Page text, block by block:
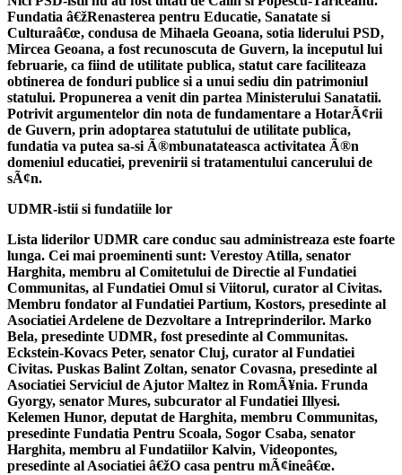
Fundatia â€žRenasterea pentru Educatie, Sanatate si
Culturaâ€œ, condusa de Mihaela Geoana, sotia liderului PSD,
Mircea Geoana, a fost recunoscuta de Guvern, la inceputul lui
februarie, ca fiind de utilitate publica, statut care faciliteaza
obtinerea de fonduri publice si a unui sediu din patrimoniul
statului. Propunerea a venit din partea Ministerului Sanatatii.
Potrivit argumentelor din nota de fundamentare a HotarÃ¢rii
de Guvern, prin adoptarea statutului de utilitate publica,
fundatia va putea sa-si Ã®mbunatateasca activitatea Ã®n
domeniul educatiei, prevenirii si tratamentului cancerului de
sÃ¢n.
UDMR-istii si fundatiile lor
Lista liderilor UDMR care conduc sau administreaza este foarte
lunga. Cei mai proeminenti sunt: Verestoy Atilla, senator
Harghita, membru al Comitetului de Directie al Fundatiei
Communitas, al Fundatiei Omul si Viitorul, curator al Civitas.
Membru fondator al Fundatiei Partium, Kostors, presedinte al
Asociatiei Ardelene de Dezvoltare a Intreprinderilor. Marko
Bela, presedinte UDMR, fost presedinte al Communitas.
Eckstein-Kovacs Peter, senator Cluj, curator al Fundatiei
Civitas. Puskas Balint Zoltan, senator Covasna, presedinte al
Asociatiei Serviciul de Ajutor Maltez in RomÃ¥nia. Frunda
Gyorgy, senator Mures, subcurator al Fundatiei Illyesi.
Kelemen Hunor, deputat de Harghita, membru Communitas,
presedinte Fundatia Pentru Scoala, Sogor Csaba, senator
Harghita, membru al Fundatiilor Kalvin, Videopontes,
presedinte al Asociatiei â€žO casa pentru mÃ¢ineâ€œ.